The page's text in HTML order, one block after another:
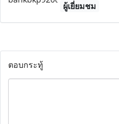
ผู้เยี่ยมชม
ตอบกระทู้